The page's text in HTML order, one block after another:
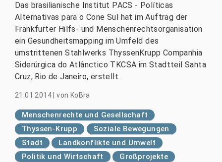
Das brasilianische Institut PACS - Políticas
Alternativas para o Cone Sul hat im Auftrag der
Frankfurter Hilfs- und Menschenrechtsorganisation
ein Gesundheitsmapping im Umfeld des
umstrittenen Stahlwerks ThyssenKrupp Companhia
Siderúrgica do Atlânctico TKCSA im Stadtteil Santa
Cruz, Rio de Janeiro, erstellt.
21.01.2014 |von KoBra
Menschenrechte und Gesellschaft
Thyssen-Krupp
Soziale Bewegungen
Stadt
Landkonflikte und Umwelt
Politik und Wirtschaft
Großprojekte